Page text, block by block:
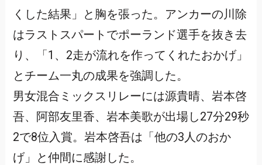
くした結果」と胸を張った。アンカーの川除
はラストスパートでポーランド選手を抜き去
り、「1、2走が流れを作ってくれたおかげ」
とチーム一丸の成果を強調した。
男女混合ミックスリレーには源貴晴、岩本啓
吾、阿部友里香、岩本美歌が出場し27分29秒
2で8位入賞。岩本啓吾は「他の3人のおか
げ」と仲間に感謝した。